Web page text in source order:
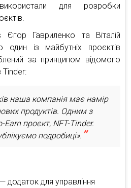
для розробки
Єгор Гавриленко та Віталій
із майбутніх проєктів
за принципом відомого
Tinder:
наша компанія має намір
продуктів. Одним з
Earn проєкт, NFT-Tinder.
подробиці».
— додаток для управління